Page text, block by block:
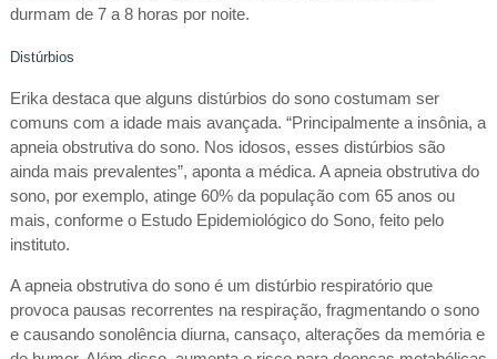
durmam de 7 a 8 horas por noite.
Distúrbios
Erika destaca que alguns distúrbios do sono costumam ser
comuns com a idade mais avançada. “Principalmente a insônia, a
apneia obstrutiva do sono. Nos idosos, esses distúrbios são
ainda mais prevalentes”, aponta a médica. A apneia obstrutiva do
sono, por exemplo, atinge 60% da população com 65 anos ou
mais, conforme o Estudo Epidemiológico do Sono, feito pelo
instituto.
A apneia obstrutiva do sono é um distúrbio respiratório que
provoca pausas recorrentes na respiração, fragmentando o sono
e causando sonolência diurna, cansaço, alterações da memória e